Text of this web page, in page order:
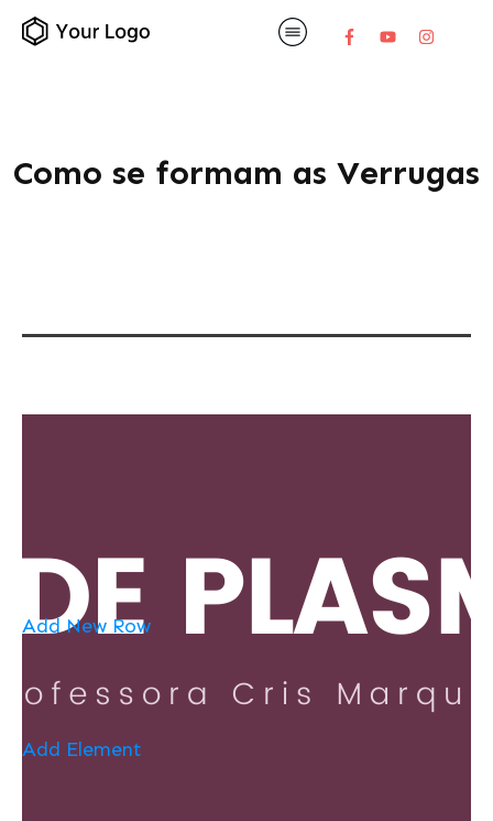
Como se formam as Verrugas
Add New Row
Add Element